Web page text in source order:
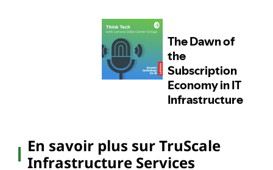
En savoir plus sur TruScale
Infrastructure Services